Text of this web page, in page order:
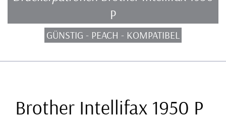
P
GÜNSTIG - PEACH - KOMPATIBEL
Brother Intellifax 1950 P